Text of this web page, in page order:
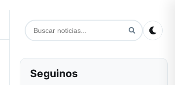
Seguinos